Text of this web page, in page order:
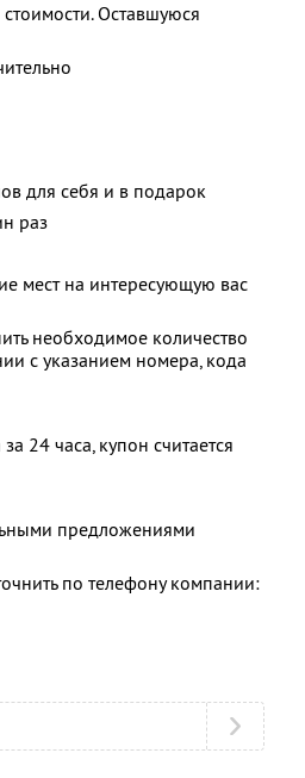
Оставшуюся
для себя и в подарок
раз
мест на интересующую вас
необходимое количество
с указанием номера, кода
24 часа, купон считается
предложениями
по телефону компании: